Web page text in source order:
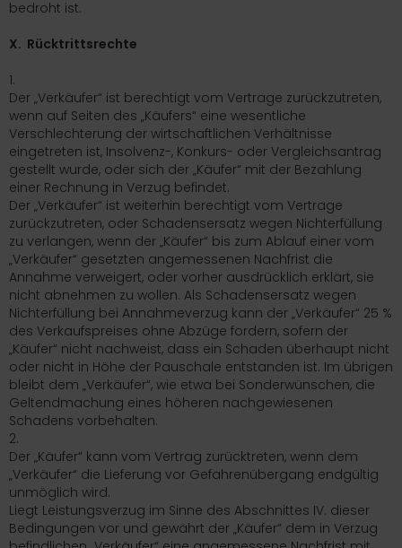
bedroht ist.
X. Rücktrittsrechte
1.
Der „Verkäufer“ ist berechtigt vom Vertrage zurückzutreten,
wenn auf Seiten des „Käufers“ eine wesentliche
Verschlechterung der wirtschaftlichen Verhältnisse
eingetreten ist, Insolvenz-, Konkurs- oder Vergleichsantrag
gestellt wurde, oder sich der „Käufer“ mit der Bezahlung
einer Rechnung in Verzug befindet.
Der „Verkäufer“ ist weiterhin berechtigt vom Vertrage
zurückzutreten, oder Schadensersatz wegen Nichterfüllung
zu verlangen, wenn der „Käufer“ bis zum Ablauf einer vom
„Verkäufer“ gesetzten angemessenen Nachfrist die
Annahme verweigert, oder vorher ausdrücklich erklärt, sie
nicht abnehmen zu wollen. Als Schadensersatz wegen
Nichterfüllung bei Annahmeverzug kann der „Verkäufer“ 25 %
des Verkaufspreises ohne Abzüge fordern, sofern der
„Käufer“ nicht nachweist, dass ein Schaden überhaupt nicht
oder nicht in Höhe der Pauschale entstanden ist. Im übrigen
bleibt dem „Verkäufer“, wie etwa bei Sonderwünschen, die
Geltendmachung eines höheren nachgewiesenen
Schadens vorbehalten.
2.
Der „Käufer“ kann vom Vertrag zurücktreten, wenn dem
„Verkäufer“ die Lieferung vor Gefahrenübergang endgültig
unmöglich wird.
Liegt Leistungsverzug im Sinne des Abschnittes IV. dieser
Bedingungen vor und gewährt der „Käufer“ dem in Verzug